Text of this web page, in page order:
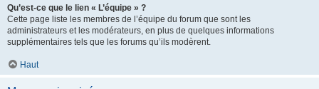
Qu’est-ce que le lien « L’équipe » ?
Cette page liste les membres de l’équipe du forum que sont les
administrateurs et les modérateurs, en plus de quelques informations
supplémentaires tels que les forums qu’ils modèrent.
Haut